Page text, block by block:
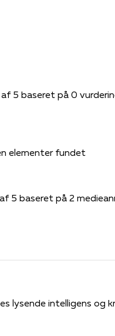
5 baseret på 0
elementer fundet
5 baseret på 2
lysende intelligens og